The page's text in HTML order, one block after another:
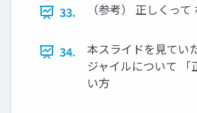
33. （参考） 正しくって
34.
本スライドを見てい
ジャイルについて 「
い方